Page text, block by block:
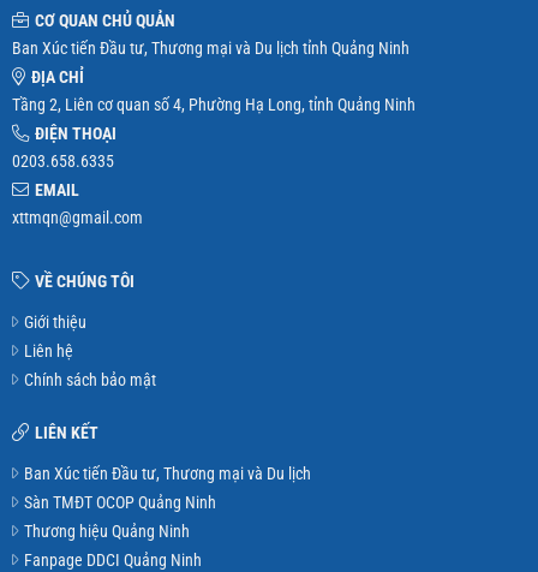
CƠ QUAN CHỦ QUẢN
Ban Xúc tiến Đầu tư, Thương mại và Du lịch tỉnh Quảng Ninh
ĐỊA CHỈ
Tầng 2, Liên cơ quan số 4, Phường Hạ Long, tỉnh Quảng Ninh
ĐIỆN THOẠI
0203.658.6335
EMAIL
xttmqn@gmail.com
VỀ CHÚNG TÔI
Giới thiệu
Liên hệ
Chính sách bảo mật
LIÊN KẾT
Ban Xúc tiến Đầu tư, Thương mại và Du lịch
Sàn TMĐT OCOP Quảng Ninh
Thương hiệu Quảng Ninh
Fanpage DDCI Quảng Ninh